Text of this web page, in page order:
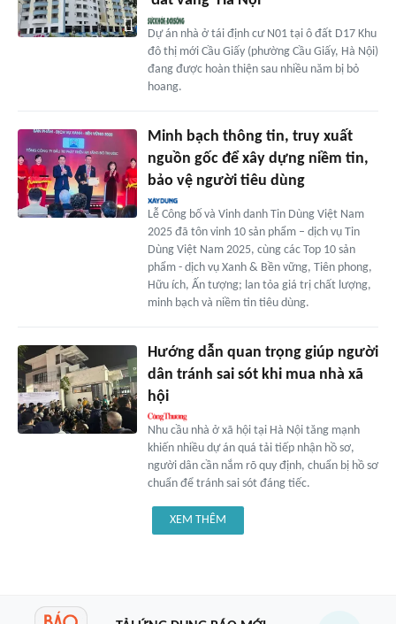
Dự án nhà ở tái định cư N01 tại ô đất D17 Khu
đô thị mới Cầu Giấy (phường Cầu Giấy, Hà Nội)
đang được hoàn thiện sau nhiều năm bị bỏ
hoang.
Minh bạch thông tin, truy xuất
nguồn gốc để xây dựng niềm tin,
bảo vệ người tiêu dùng
Lễ Công bố và Vinh danh Tin Dùng Việt Nam
2025 đã tôn vinh 10 sản phẩm – dịch vụ Tin
Dùng Việt Nam 2025, cùng các Top 10 sản
phẩm - dịch vụ Xanh & Bền vững, Tiên phong,
Hữu ích, Ấn tượng; lan tỏa giá trị chất lượng,
minh bạch và niềm tin tiêu dùng.
Hướng dẫn quan trọng giúp người
dân tránh sai sót khi mua nhà xã
hội
Nhu cầu nhà ở xã hội tại Hà Nội tăng mạnh
khiến nhiều dự án quá tải tiếp nhận hồ sơ,
người dân cần nắm rõ quy định, chuẩn bị hồ sơ
chuẩn để tránh sai sót đáng tiếc.
XEM THÊM